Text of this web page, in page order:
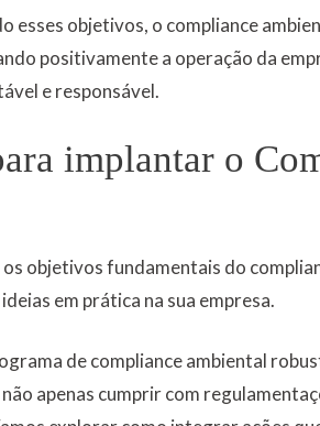
esses objetivos, o compliance
positivamente a operação da
e responsável.
implantar o
objetivos fundamentais do
em prática na sua empresa.
de compliance ambiental
apenas cumprir com